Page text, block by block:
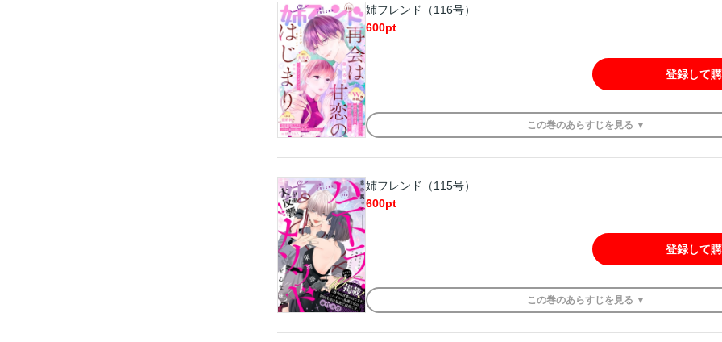
姉フレンド（116号）
600pt
登録して
この巻のあらすじを 見る ▼
姉フレンド（115号）
600pt
登録して
この巻のあらすじを 見る ▼